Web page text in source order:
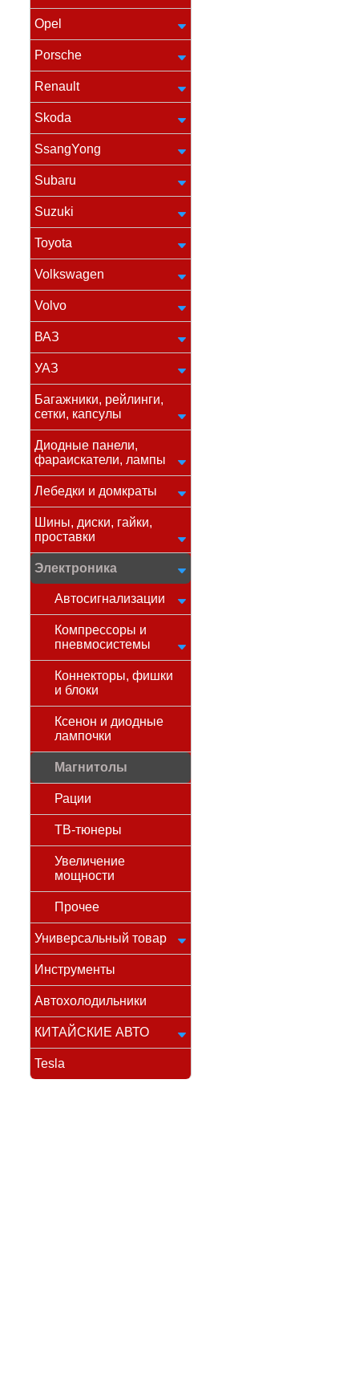
Opel
Porsche
Renault
Skoda
SsangYong
Subaru
Suzuki
Toyota
Volkswagen
Volvo
ВАЗ
УАЗ
Багажники, рейлинги,
сетки, капсулы
Диодные панели,
фараискатели, лампы
Лебедки и домкраты
Шины, диски, гайки,
проставки
Электроника
Автосигнализации
Компрессоры и
пневмосистемы
Коннекторы, фишки
и блоки
Ксенон и диодные
лампочки
Магнитолы
Рации
ТВ-тюнеры
Увеличение
мощности
Прочее
Универсальный товар
Инструменты
Автохолодильники
КИТАЙСКИЕ АВТО
Tesla